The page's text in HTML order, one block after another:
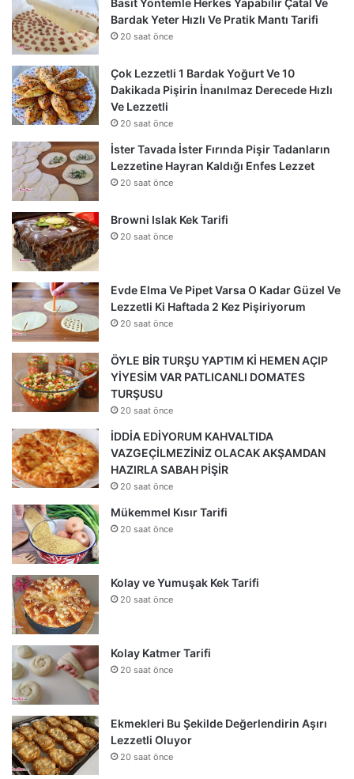
Basit Yöntemle Herkes Yapabilir Çatal Ve
Bardak Yeter Hızlı Ve Pratik Mantı Tarifi
20 saat önce
Çok Lezzetli 1 Bardak Yoğurt Ve 10
Dakikada Pişirin İnanılmaz Derecede Hızlı
Ve Lezzetli
20 saat önce
İster Tavada İster Fırında Pişir Tadanların
Lezzetine Hayran Kaldığı Enfes Lezzet
20 saat önce
Browni Islak Kek Tarifi
20 saat önce
Evde Elma Ve Pipet Varsa O Kadar Güzel Ve
Lezzetli Ki Haftada 2 Kez Pişiriyorum
20 saat önce
ÖYLE BİR TURŞU YAPTIM Kİ HEMEN AÇIP
YİYESİM VAR PATLICANLI DOMATES
TURŞUSU
20 saat önce
İDDİA EDİYORUM KAHVALTIDA
VAZGEÇİLMEZİNİZ OLACAK AKŞAMDAN
HAZIRLA SABAH PİŞİR
20 saat önce
Mükemmel Kısır Tarifi
20 saat önce
Kolay ve Yumuşak Kek Tarifi
20 saat önce
Kolay Katmer Tarifi
20 saat önce
Ekmekleri Bu Şekilde Değerlendirin Aşırı
Lezzetli Oluyor
20 saat önce